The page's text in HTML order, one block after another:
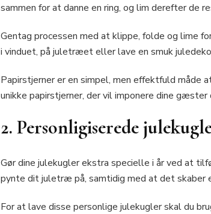
sammen for at danne en ring, og lim derefter de
Gentag processen med at klippe, folde og lime
i vinduet, på juletræet eller lave en smuk
Papirstjerner er en simpel, men effektfuld måde
unikke papirstjerner, der vil imponere dine
2. Personligiserede
Gør dine julekugler ekstra specielle i år ved at
pynte dit juletræ på, samtidig med at det skaber
For at lave disse personlige julekugler skal du